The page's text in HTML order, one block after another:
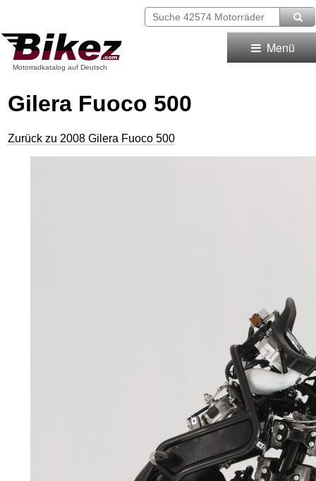
Motorradkatalog auf Deutsch
Menü
Gilera Fuoco 500
Zurück zu 2008 Gilera Fuoco 500